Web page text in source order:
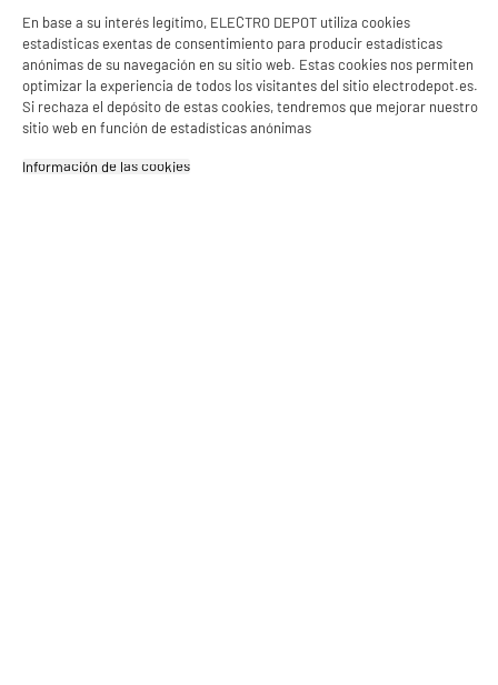
En base a su interés legítimo, ELECTRO DEPOT utiliza cookies
estadísticas exentas de consentimiento para producir estadísticas
anónimas de su navegación en su sitio web. Estas cookies nos permiten
optimizar la experiencia de todos los visitantes del sitio electrodepot.es.
Si rechaza el depósito de estas cookies, tendremos que mejorar nuestro
sitio web en función de estadísticas anónimas
Información de las cookies‎